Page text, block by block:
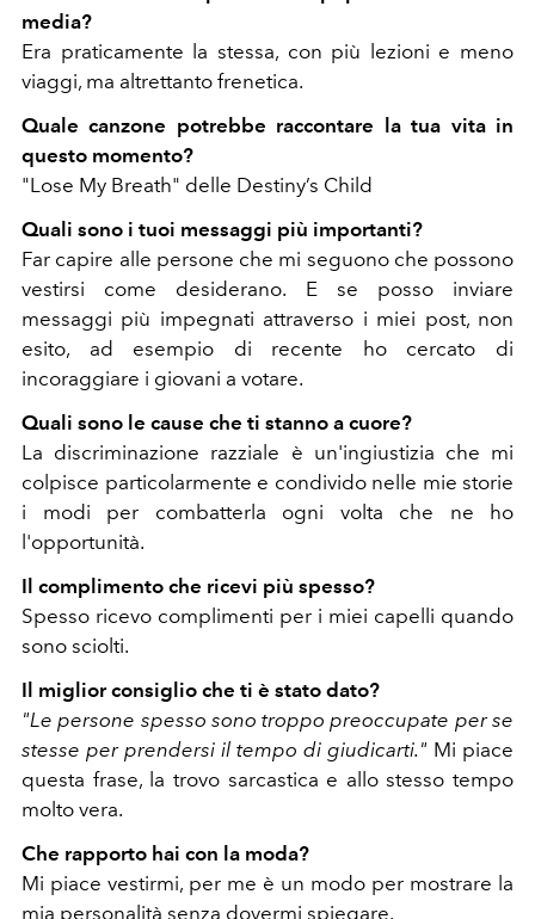
media?
Era praticamente la stessa, con più lezioni e meno
viaggi, ma altrettanto frenetica.
Quale canzone potrebbe raccontare la tua vita in
questo momento?
"Lose My Breath" delle Destiny’s Child
Quali sono i tuoi messaggi più importanti?
Far capire alle persone che mi seguono che possono
vestirsi come desiderano. E se posso inviare
messaggi più impegnati attraverso i miei post, non
esito, ad esempio di recente ho cercato di
incoraggiare i giovani a votare.
Quali sono le cause che ti stanno a cuore?
La discriminazione razziale è un'ingiustizia che mi
colpisce particolarmente e condivido nelle mie storie
i modi per combatterla ogni volta che ne ho
l'opportunità.
Il complimento che ricevi più spesso?
Spesso ricevo complimenti per i miei capelli quando
sono sciolti.
Il miglior consiglio che ti è stato dato?
"Le persone spesso sono troppo preoccupate per se
stesse per prendersi il tempo di giudicarti." Mi piace
questa frase, la trovo sarcastica e allo stesso tempo
molto vera.
Che rapporto hai con la moda?
Mi piace vestirmi, per me è un modo per mostrare la
mia personalità senza dovermi spiegare.